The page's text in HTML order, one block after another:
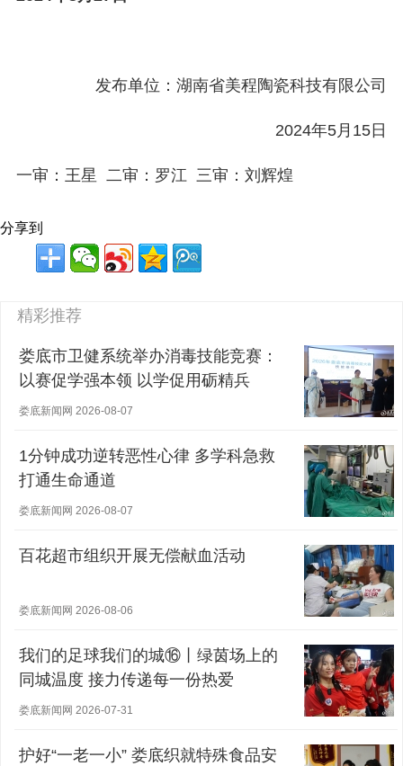
发布单位：湖南省美程陶瓷科技有限公司
2024年5月15日
一审：王星 二审：罗江 三审：刘辉煌
分享到
精彩推荐
娄底市卫健系统举办消毒技能竞赛：
以赛促学强本领 以学促用砺精兵
娄底新闻网 2026-08-07
1分钟成功逆转恶性心律 多学科急救
打通生命通道
娄底新闻网 2026-08-07
百花超市组织开展无偿献血活动
娄底新闻网 2026-08-06
我们的足球我们的城⑯丨绿茵场上的
同城温度 接力传递每一份热爱
娄底新闻网 2026-07-31
护好“一老一小” 娄底织就特殊食品安